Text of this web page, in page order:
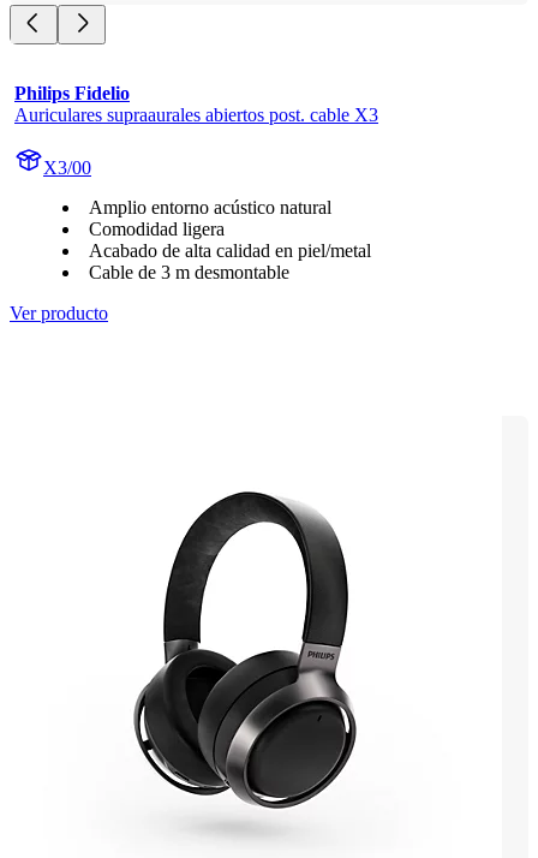
Philips Fidelio
Auriculares supraaurales abiertos post. cable X3
X3/00
Amplio entorno acústico natural
Comodidad ligera
Acabado de alta calidad en piel/metal
Cable de 3 m desmontable
Ver producto